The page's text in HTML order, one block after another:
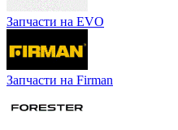
Запчасти на EVO
Запчасти на Firman